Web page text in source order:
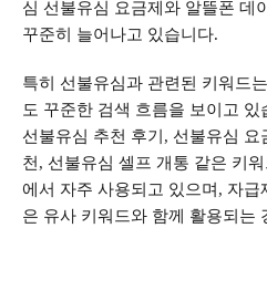
심 선불유심 요금제와 알뜰폰 데
꾸준히 늘어나고 있습니다.
특히 선불유심과 관련된 키워드
도 꾸준한 검색 흐름을 보이고
선불유심 추천 후기, 선불유심
천, 선불유심 셀프 개통 같은 키
에서 자주 사용되고 있으며, 자
은 유사 키워드와 함께 활용되는